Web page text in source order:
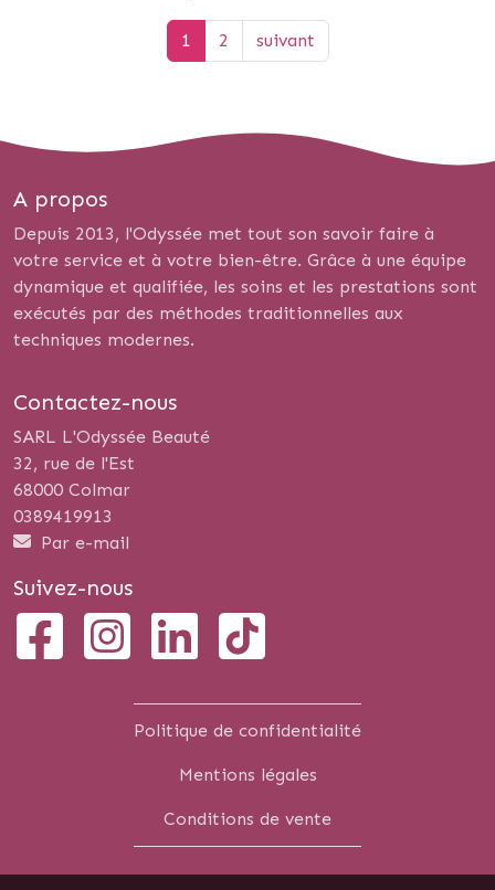
1 2 suivant
A propos
Depuis 2013, l'Odyssée met tout son savoir faire à
votre service et à votre bien-être. Grâce à une équipe
dynamique et qualifiée, les soins et les prestations sont
exécutés par des méthodes traditionnelles aux
techniques modernes.
Contactez-nous
SARL L'Odyssée Beauté
32, rue de l'Est
68000 Colmar
0389419913
Par e-mail
Suivez-nous
Politique de confidentialité
Mentions légales
Conditions de vente